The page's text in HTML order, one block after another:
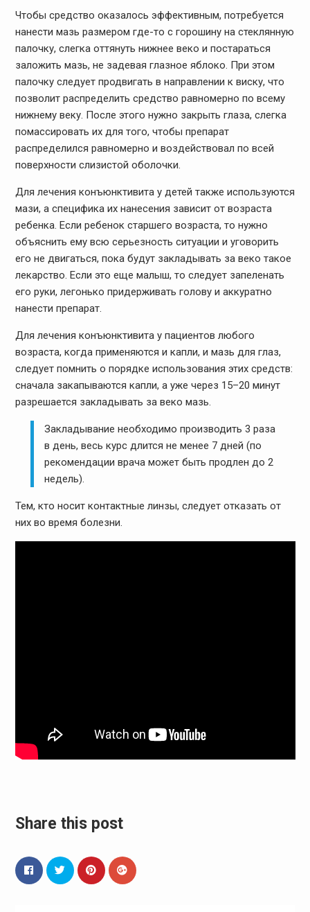
Чтобы средство оказалось эффективным, потребуется
нанести мазь размером где-то с горошину на стеклянную
палочку, слегка оттянуть нижнее веко и постараться
заложить мазь, не задевая глазное яблоко. При этом
палочку следует продвигать в направлении к виску, что
позволит распределить средство равномерно по всему
нижнему веку. После этого нужно закрыть глаза, слегка
помассировать их для того, чтобы препарат
распределился равномерно и воздействовал по всей
поверхности слизистой оболочки.
Для лечения конъюнктивита у детей также используются
мази, а специфика их нанесения зависит от возраста
ребенка. Если ребенок старшего возраста, то нужно
объяснить ему всю серьезность ситуации и уговорить
его не двигаться, пока будут закладывать за веко такое
лекарство. Если это еще малыш, то следует запеленать
его руки, легонько придерживать голову и аккуратно
нанести препарат.
Для лечения конъюнктивита у пациентов любого
возраста, когда применяются и капли, и мазь для глаз,
следует помнить о порядке использования этих средств:
сначала закапываются капли, а уже через 15–20 минут
разрешается закладывать за веко мазь.
Закладывание необходимо производить 3 раза
в день, весь курс длится не менее 7 дней (по
рекомендации врача может быть продлен до 2
недель).
Тем, кто носит контактные линзы, следует отказать от
них во время болезни.
Share this post